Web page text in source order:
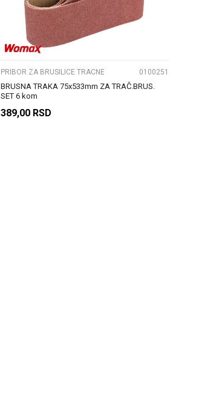
UPOREDI
PRIBOR ZA BRUSILICE TRACNE 0100251
BRUSNA TRAKA 75x533mm ZA TRAČ.BRUS.
SET 6 kom
389,00 RSD